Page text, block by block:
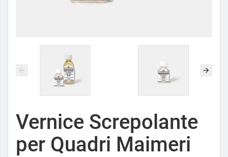
Vernice Screpolante
per Quadri Maimeri